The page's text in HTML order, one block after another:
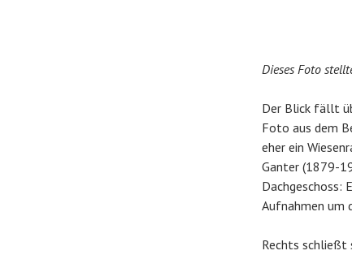
Dieses Foto
Der Blick fällt
Foto aus dem
eher ein
Ganter (1879-
Dachgeschoss:
Aufnahmen um
Rechts schließt